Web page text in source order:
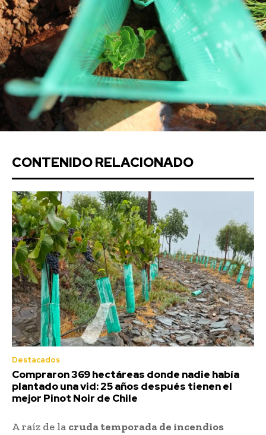
CONTENIDO RELACIONADO
Destacados
Compraron 369 hectáreas donde nadie había
plantado una vid: 25 años después tienen el
mejor Pinot Noir de Chile
A raíz de la cruda temporada de incendios